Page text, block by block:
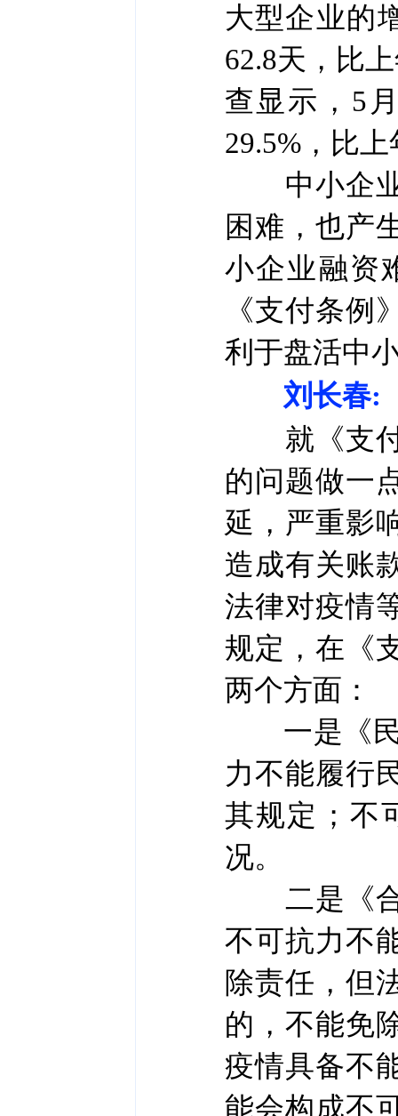
大型企业的
62.8天，比
查显示，5
29.5%，比
中小企业
困难，也产
小企业融资
《支付条
利于盘活中
刘长春:
就《支付
的问题做一
延，严重影
造成有关账
法律对疫情
规定，在《
两个方面：
一是《民
力不能履行
其规定；不
况。
二是《合
不可抗力不
除责任，但
的，不能免
疫情具备不
能会构成不